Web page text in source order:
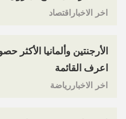
اخر الاخباراقتصاد
الأرجنتين وألمانيا
اعرف القائمة
اخر الاخباررياضة